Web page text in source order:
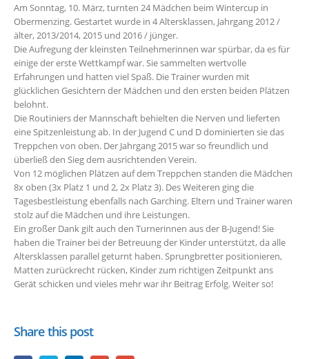
Am Sonntag, 10. März, turnten 24 Mädchen beim Wintercup in
Obermenzing. Gestartet wurde in 4 Altersklassen, Jahrgang 2012 /
älter, 2013/2014, 2015 und 2016 / jünger.
Die Aufregung der kleinsten Teilnehmerinnen war spürbar, da es für
einige der erste Wettkampf war. Sie sammelten wertvolle
Erfahrungen und hatten viel Spaß. Die Trainer wurden mit
glücklichen Gesichtern der Mädchen und den ersten beiden Plätzen
belohnt.
Die Routiniers der Mannschaft behielten die Nerven und lieferten
eine Spitzenleistung ab. In der Jugend C und D dominierten sie das
Treppchen von oben. Der Jahrgang 2015 war so freundlich und
überließ den Sieg dem ausrichtenden Verein.
Von 12 möglichen Plätzen auf dem Treppchen standen die Mädchen
8x oben (3x Platz 1 und 2, 2x Platz 3). Des Weiteren ging die
Tagesbestleistung ebenfalls nach Garching. Eltern und Trainer waren
stolz auf die Mädchen und ihre Leistungen.
Ein großer Dank gilt auch den Turnerinnen aus der B-Jugend! Sie
haben die Trainer bei der Betreuung der Kinder unterstützt, da alle
Altersklassen parallel geturnt haben. Sprungbretter positionieren,
Matten zurückrecht rücken, Kinder zum richtigen Zeitpunkt ans
Gerät schicken und vieles mehr war ihr Beitrag Erfolg. Weiter so!
Share this post